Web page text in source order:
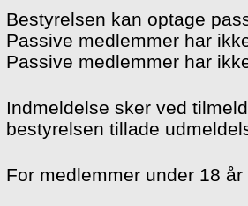
Bestyrelsen kan optage
Passive medlemmer har
Passive medlemmer har
Indmeldelse sker ved
bestyrelsen tillade
For medlemmer under 18